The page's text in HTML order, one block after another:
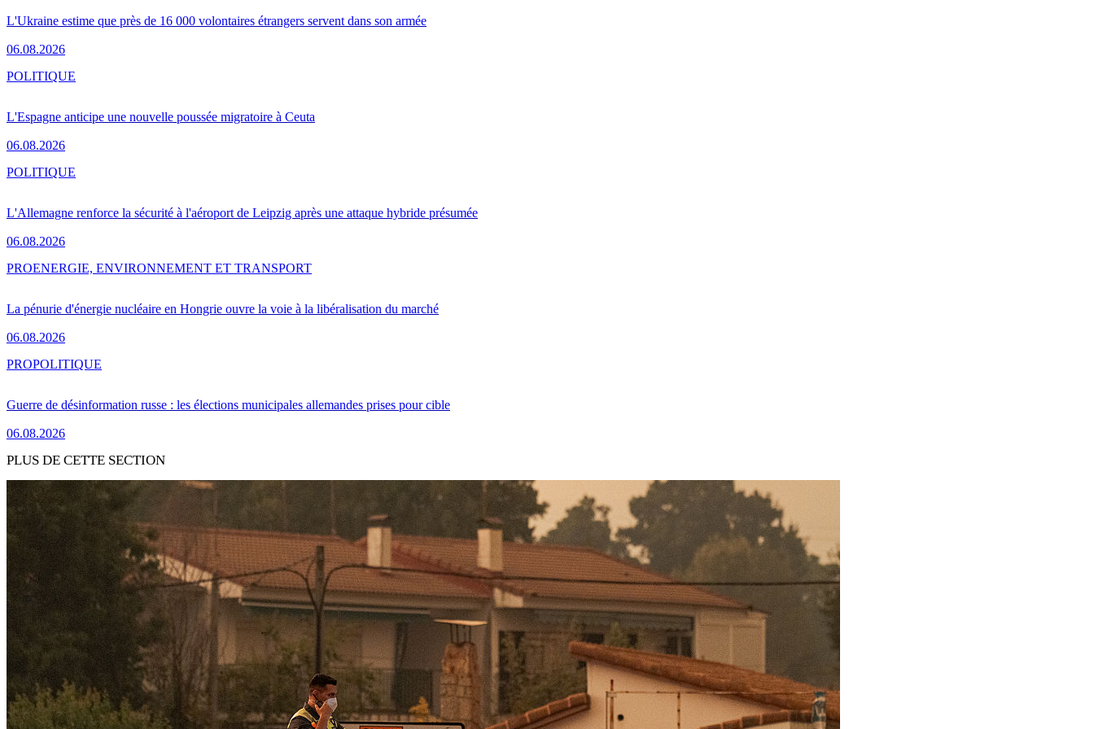
L'Ukraine estime que près de 16 000 volontaires étrangers servent dans son armée
06.08.2026
L'Espagne anticipe une nouvelle poussée migratoire à Ceuta
06.08.2026
POLITIQUE
L'Allemagne renforce la sécurité à l'aéroport de Leipzig après une attaque hybride présumée
06.08.2026
POLITIQUE
La pénurie d'énergie nucléaire en Hongrie ouvre la voie à la libéralisation du marché
06.08.2026
PROENERGIE, ENVIRONNEMENT ET TRANSPORT
Guerre de désinformation russe : les élections municipales allemandes prises pour cible
06.08.2026
PROPOLITIQUE
PLUS DE CETTE SECTION